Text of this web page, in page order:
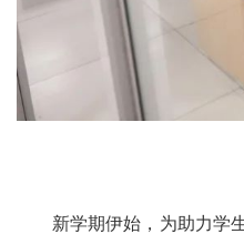
新学期伊始，为助力学